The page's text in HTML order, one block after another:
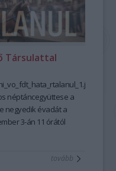
Társulattal
néptáncegyüttese a
negyedik évadáta
3-án 11 órától
Papp Kornéltovább